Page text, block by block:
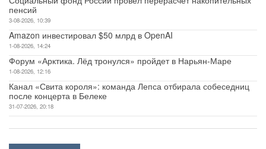
пенсий
3-08-2026, 10:39
Amazon инвестировал $50 млрд в OpenAI
1-08-2026, 14:24
Форум «Арктика. Лёд тронулся» пройдет в Нарьян-Маре
1-08-2026, 12:16
Канал «Свита короля»: команда Лепса отбирала собеседниц
после концерта в Белеке
31-07-2026, 20:18